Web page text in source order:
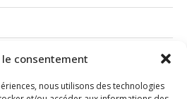
le consentement
nous utilisons des technologies